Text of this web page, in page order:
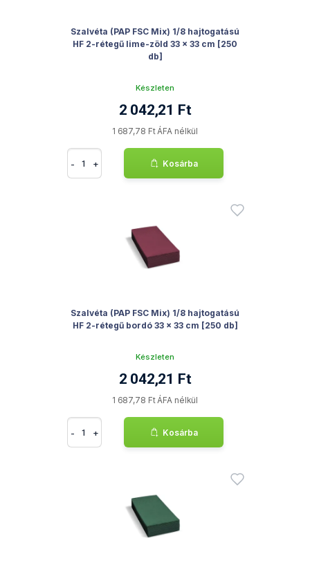
Szalvéta (PAP FSC Mix) 1/8 hajtogatású
HF 2-rétegű lime-zöld 33 x 33 cm [250
db]
Készleten
2 042,21 Ft
1 687,78 Ft ÁFA nélkül
- + Kosárba
Szalvéta (PAP FSC Mix) 1/8 hajtogatású
HF 2-rétegű bordó 33 x 33 cm [250 db]
Készleten
2 042,21 Ft
1 687,78 Ft ÁFA nélkül
- + Kosárba